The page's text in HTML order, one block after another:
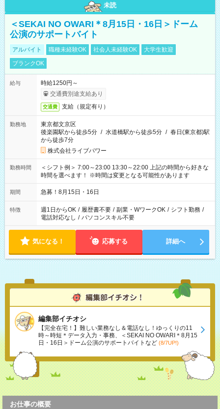
未読
＜SEKAI NO OWARI＊8月15日・16日＞ドーム
公演のサポートバイト
アルバイト 職種未経験OK 社会人未経験OK
大学生歓迎
ブランクOK
給与
時給1250円～
交通費別途支給あり
交通費 支給（規定有り）
勤務地
東京都文京区
後楽園駅から徒歩5分 / 水道橋駅から徒歩5分 / 春日(東京都)駅
から徒歩7分
株式会社ライブパワー
勤務時間
＜シフト例＞ 7:00～23:00 13:30～22:00 上記の時間から好きな
時間を選べます！ ※時間は変更となる可能性があります
期間 急募！8月15日・16日
特徴 週1日からOK / 履歴書不要 / 副業・WワークOK / シフト勤務 /
電話対応なし / パソコンスキル不要
気になる！ 応募する 詳細へ
編集部イチオシ
【完全在宅！】難しい業務なし＆電話なし！ゆっくりの11
時～時短＊データ入力・事務、＜SEKAI NO OWARI＊8月15
日・16日＞ドーム公演のサポートバイトなど (8/7UP!)
お仕事の概要